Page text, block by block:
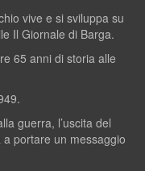
vive e si sviluppa su
Il Giornale di Barga.
65 anni di storia alle
guerra, l’uscita del
portare un messaggio